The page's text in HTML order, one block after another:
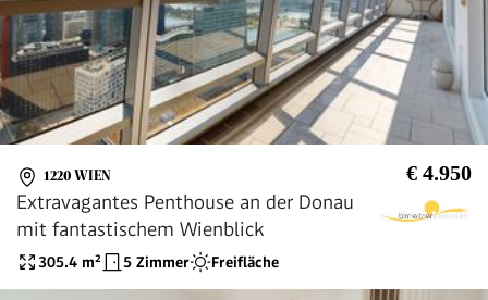
1220 WIEN € 4.950
Extravagantes Penthouse an der Donau
mit fantastischem Wienblick
305.4 m² 5 Zimmer Freifläche